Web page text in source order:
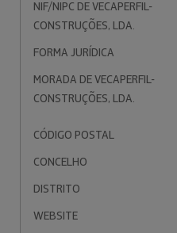
NIF/NIPC DE VECAPERFIL-
CONSTRUÇÕES, LDA.
FORMA JURÍDICA
MORADA DE VECAPERFIL-
CONSTRUÇÕES, LDA.
CÓDIGO POSTAL
CONCELHO
DISTRITO
WEBSITE